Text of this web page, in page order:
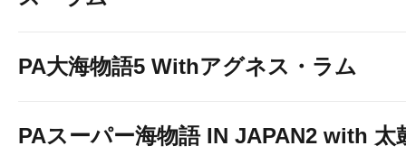
PA大海物語5 Withアグネス・ラム
PAスーパー海物語 IN JAPAN2 with 太